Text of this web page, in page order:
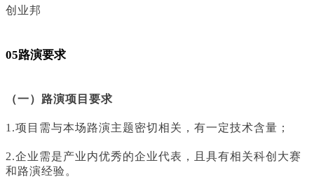
创业邦
05路演要求
（一）路演项目要求
1.项目需与本场路演主题密切相关，有一定技术含量；
2.企业需是产业内优秀的企业代表，且具有相关科创大赛
和路演经验。